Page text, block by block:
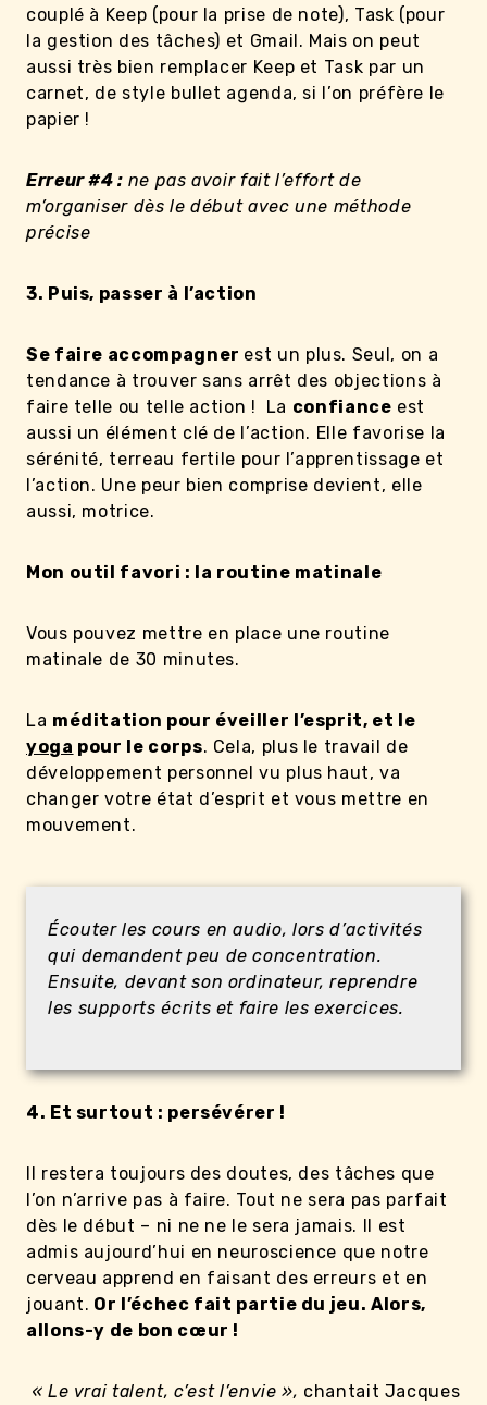
couplé à Keep (pour la prise de note), Task (pour
la gestion des tâches) et Gmail. Mais on peut
aussi très bien remplacer Keep et Task par un
carnet, de style bullet agenda, si l’on préfère le
papier !
Erreur #4 : ne pas avoir fait l’effort de
m’organiser dès le début avec une méthode
précise
3. Puis, passer à l’action
Se faire accompagner est un plus. Seul, on a
tendance à trouver sans arrêt des objections à
faire telle ou telle action ! La confiance est
aussi un élément clé de l’action. Elle favorise la
sérénité, terreau fertile pour l’apprentissage et
l’action. Une peur bien comprise devient, elle
aussi, motrice.
Mon outil favori : la routine matinale
Vous pouvez mettre en place une routine
matinale de 30 minutes.
La méditation pour éveiller l’esprit, et le
yoga pour le corps. Cela, plus le travail de
développement personnel vu plus haut, va
changer votre état d’esprit et vous mettre en
mouvement.
Écouter les cours en audio, lors d’activités
qui demandent peu de concentration.
Ensuite, devant son ordinateur, reprendre
les supports écrits et faire les exercices.
4. Et surtout : persévérer !
Il restera toujours des doutes, des tâches que
l’on n’arrive pas à faire. Tout ne sera pas parfait
dès le début – ni ne ne le sera jamais. Il est
admis aujourd’hui en neuroscience que notre
cerveau apprend en faisant des erreurs et en
jouant. Or l’échec fait partie du jeu. Alors,
allons-y de bon cœur !
« Le vrai talent, c’est l’envie », chantait Jacques